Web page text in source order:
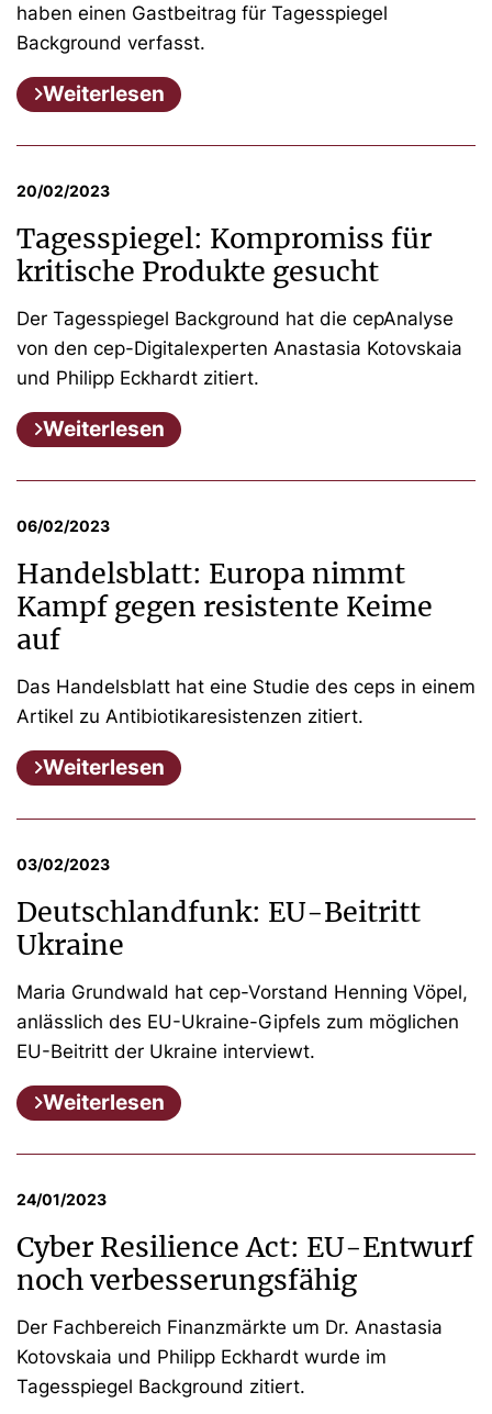
haben einen Gastbeitrag für Tagesspiegel
Background verfasst.
Weiterlesen
20/02/2023
Tagesspiegel: Kompromiss für
kritische Produkte gesucht
Der Tagesspiegel Background hat die cepAnalyse
von den cep-Digitalexperten Anastasia Kotovskaia
und Philipp Eckhardt zitiert.
Weiterlesen
06/02/2023
Handelsblatt: Europa nimmt
Kampf gegen resistente Keime
auf
Das Handelsblatt hat eine Studie des ceps in einem
Artikel zu Antibiotikaresistenzen zitiert.
Weiterlesen
03/02/2023
Deutschlandfunk: EU-Beitritt
Ukraine
Maria Grundwald hat cep-Vorstand Henning Vöpel,
anlässlich des EU-Ukraine-Gipfels zum möglichen
EU-Beitritt der Ukraine interviewt.
Weiterlesen
24/01/2023
Cyber Resilience Act: EU-Entwurf
noch verbesserungsfähig
Der Fachbereich Finanzmärkte um Dr. Anastasia
Kotovskaia und Philipp Eckhardt wurde im
Tagesspiegel Background zitiert.